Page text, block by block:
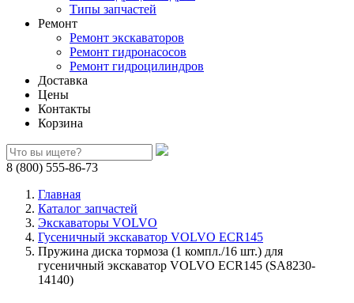
Типы запчастей
Ремонт
Ремонт экскаваторов
Ремонт гидронасосов
Ремонт гидроцилиндров
Доставка
Цены
Контакты
Корзина
8 (800) 555-86-73
Главная
Каталог запчастей
Экскаваторы VOLVO
Гусеничный экскаватор VOLVO ECR145
Пружина диска тормоза (1 компл./16 шт.) для
гусеничный экскаватор VOLVO ECR145 (SA8230-
14140)